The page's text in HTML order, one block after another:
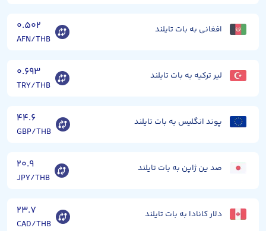
افغانی به بات تایلند ۰.۵۰۲
AFN/THB
لیر ترکیه به بات تایلند ۰.۶۹۳
TRY/THB
پوند انگلیس به بات تایلند ۴۴.۶
GBP/THB
صد ین ژاپن به بات تایلند ۲۰.۹
JPY/THB
دلار کانادا به بات تایلند ۲۳.۷
CAD/THB